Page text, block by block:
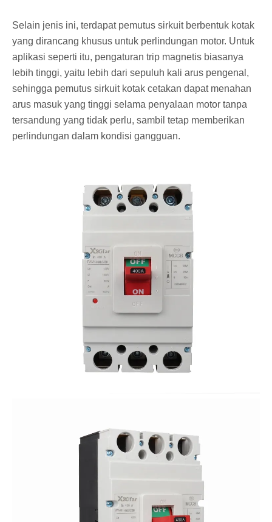
Selain jenis ini, terdapat pemutus sirkuit berbentuk kotak
yang dirancang khusus untuk perlindungan motor. Untuk
aplikasi seperti itu, pengaturan trip magnetis biasanya
lebih tinggi, yaitu lebih dari sepuluh kali arus pengenal,
sehingga pemutus sirkuit kotak cetakan dapat menahan
arus masuk yang tinggi selama penyalaan motor tanpa
tersandung yang tidak perlu, sambil tetap memberikan
perlindungan dalam kondisi gangguan.